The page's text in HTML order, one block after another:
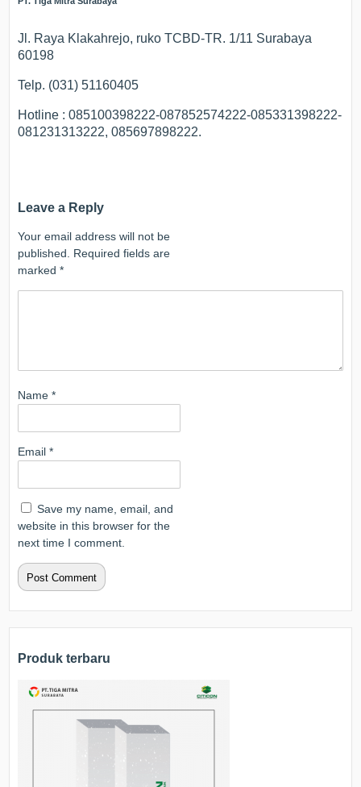
Jl. Raya Klakahrejo, ruko TCBD-TR. 1/11 Surabaya
60198
Telp. (031) 51160405
Hotline : 085100398222-087852574222-085331398222-
081231313222, 085697898222.
Leave a Reply
Your email address will not be
published. Required fields are
marked*
Name*
Email*
Save my name, email, and
website in this browser for the
next time I comment.
Produk terbaru